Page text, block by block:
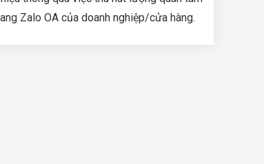
Zalo OA của doanh nghiệp/cửa hàng.